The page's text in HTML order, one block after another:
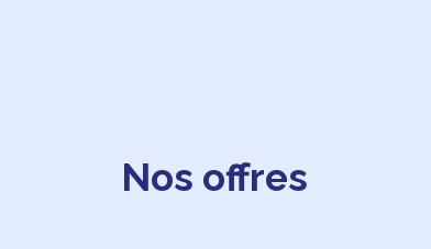
Nos offres